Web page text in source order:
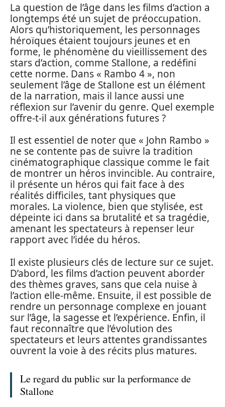
La question de l’âge dans les films d’action a
longtemps été un sujet de préoccupation.
Alors qu’historiquement, les personnages
héroïques étaient toujours jeunes et en
forme, le phénomène du vieillissement des
stars d’action, comme Stallone, a redéfini
cette norme. Dans « Rambo 4 », non
seulement l’âge de Stallone est un élément
de la narration, mais il lance aussi une
réflexion sur l’avenir du genre. Quel exemple
offre-t-il aux générations futures ?
Il est essentiel de noter que « John Rambo »
ne se contente pas de suivre la tradition
cinématographique classique comme le fait
de montrer un héros invincible. Au contraire,
il présente un héros qui fait face à des
réalités difficiles, tant physiques que
morales. La violence, bien que stylisée, est
dépeinte ici dans sa brutalité et sa tragédie,
amenant les spectateurs à repenser leur
rapport avec l’idée du héros.
Il existe plusieurs clés de lecture sur ce sujet.
D’abord, les films d’action peuvent aborder
des thèmes graves, sans que cela nuise à
l’action elle-même. Ensuite, il est possible de
rendre un personnage complexe en jouant
sur l’âge, la sagesse et l’expérience. Enfin, il
faut reconnaître que l’évolution des
spectateurs et leurs attentes grandissantes
ouvrent la voie à des récits plus matures.
Le regard du public sur la performance de
Stallone